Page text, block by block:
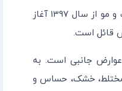
کامان (COMEON) یک برند فعال در ایران است که فعالیت خود را در زمینه تولید محصولات تخصصی پوست و مو از سال 1397 آغاز
قائل است.
جانبی است. به
مختلط، خشک، حساس و